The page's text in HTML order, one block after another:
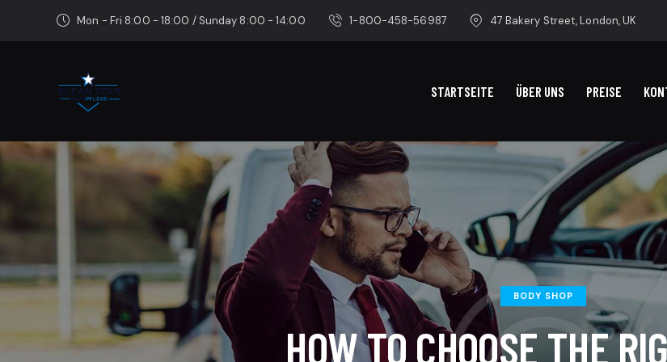
Mon - Fri 8:00 - 18:00 / Sunday 8:00 - 14:00 1-800-458-56987 47 Bakery Street, London, UK
STARTSEITE ÜBER UNS PREISE
BODY SHOP
HOW TO CHOOSE THE